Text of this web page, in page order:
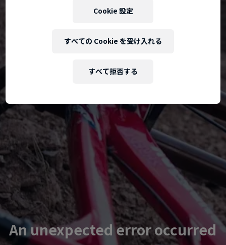
An unexpected error occurred
Cookie 設定
すべて拒否する
すべての Cookie を受け入れる